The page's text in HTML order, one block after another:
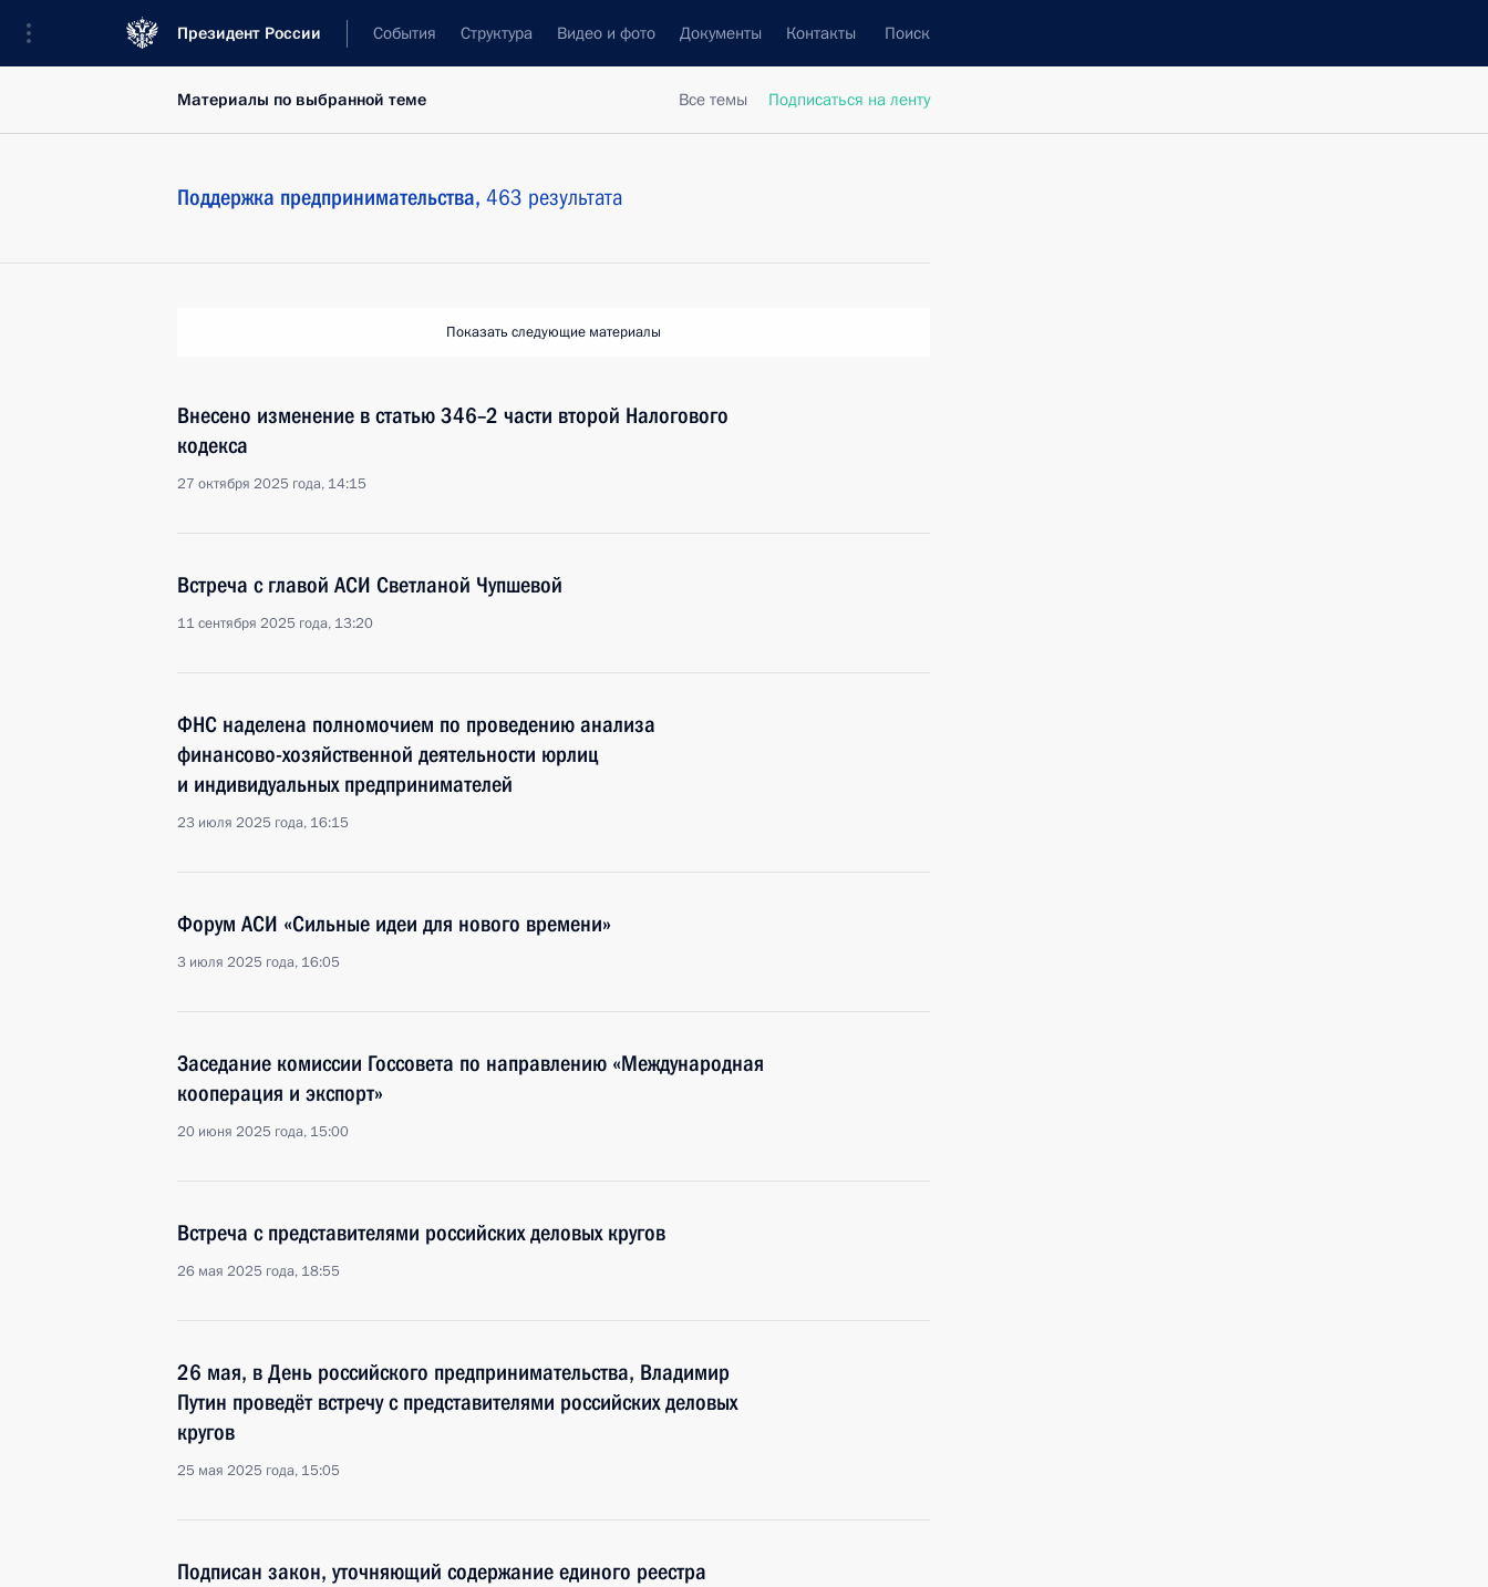
Президент России События Структура Видео и фото Документы Контакты Поиск
Все темы Подписаться на ленту
Материалы по выбранной теме
Поддержка предпринимательства, 463 результата
Показать следующие материалы
Внесено изменение в статью 346–2 части второй Налогового
кодекса
27 октября 2025 года, 14:15
Встреча с главой АСИ Светланой Чупшевой
11 сентября 2025 года, 13:20
ФНС наделена полномочием по проведению анализа
финансово­-хозяйственной деятельности юрлиц
и индивидуальных предпринимателей
23 июля 2025 года, 16:15
Форум АСИ «Сильные идеи для нового времени»
3 июля 2025 года, 16:05
Заседание комиссии Госсовета по направлению «Международная
кооперация и экспорт»
20 июня 2025 года, 15:00
Встреча с представителями российских деловых кругов
26 мая 2025 года, 18:55
26 мая, в День российского предпринимательства, Владимир
Путин проведёт встречу с представителями российских деловых
кругов
25 мая 2025 года, 15:05
Подписан закон, уточняющий содержание единого реестра